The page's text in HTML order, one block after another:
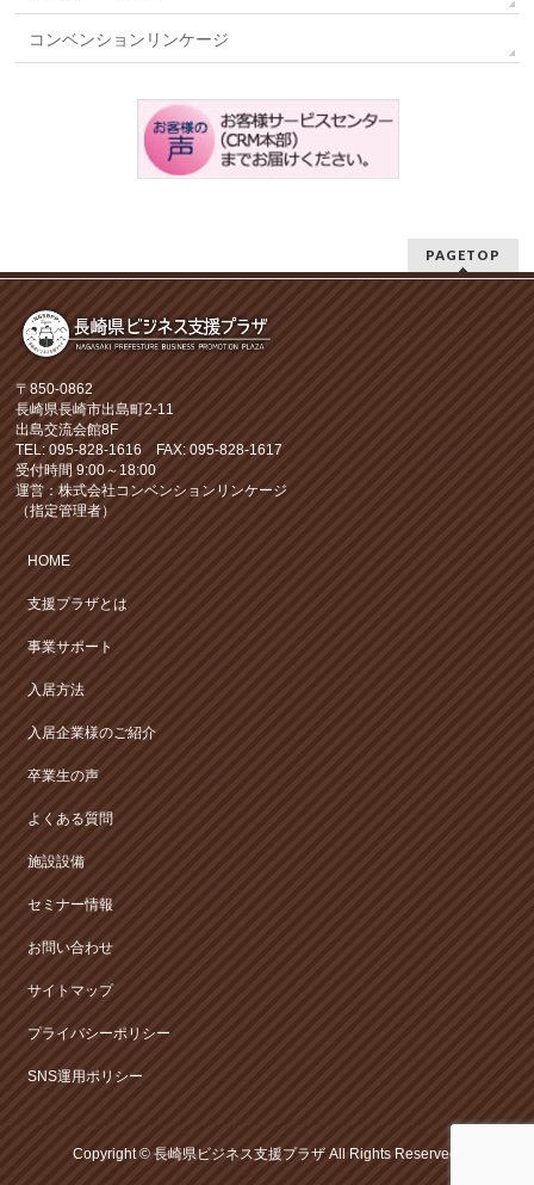
コンベンションリンケージ
PAGETOP
〒850-0862
長崎県長崎市出島町2-11
出島交流会館8F
TEL: 095-828-1616 FAX: 095-828-1617
受付時間 9:00～18:00
運営：株式会社コンベンションリンケージ
（指定管理者）
HOME
支援プラザとは
事業サポート
入居方法
入居企業様のご紹介
卒業生の声
よくある質問
施設設備
セミナー情報
お問い合わせ
サイトマップ
プライバシーポリシー
SNS運用ポリシー
Copyright © 長崎県ビジネス支援プラザAll Rights Reserved.